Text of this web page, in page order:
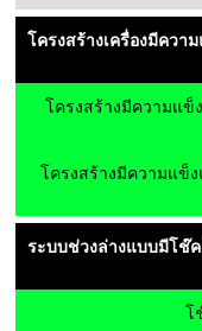
โครงสร้างเครื่องมีควา
โครงสร้างมีความแข็
โครงสร้างมีความแข็
ระบบช่วงล่างแบบมีโช๊
โ